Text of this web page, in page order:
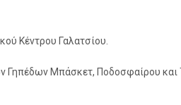
Κέντρου Γαλατσίου.
Μπάσκετ, Ποδοσφαίρου και